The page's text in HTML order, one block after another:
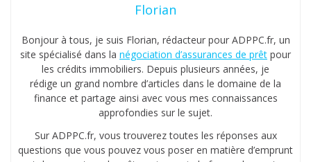
Florian
Bonjour à tous, je suis Florian, rédacteur pour ADPPC.fr, un
site spécialisé dans la négociation d’assurances de prêt pour
les crédits immobiliers. Depuis plusieurs années, je
rédige un grand nombre d’articles dans le domaine de la
finance et partage ainsi avec vous mes connaissances
approfondies sur le sujet.
Sur ADPPC.fr, vous trouverez toutes les réponses aux
questions que vous pouvez vous poser en matière d’emprunt